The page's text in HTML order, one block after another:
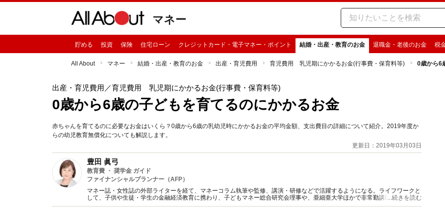
マネー
貯める 投資 保険 住宅ローン クレジットカード・電子マネー・ポイント 結婚・出産・教育のお金 退職金・老後のお金 税
All About マネー 結婚・出産・教育のお金 出産・育児費用 育児費用 乳児期にかかるお金(行事費・保育料等) 0歳から6
出産・育児費用 ／育児費用 乳児期にかかるお金(行事費・保育料等)
0歳から6歳の子どもを育てるのにかかるお金
赤ちゃんを育てるのに必要なお金はいくら？0歳から6歳の乳幼児時にかかるお金の平均金額、支出費目の詳細について紹介。2019年度か
らの幼児教育無償化についても解説します。
更新日：2019年03月03日
豊田 眞弓
教育費 ・ 奨学金 ガイド
ファイナンシャルプランナー（AFP）
マネー誌・女性誌の外部ライターを経て、マネーコラム執筆や監修、講演・研修などで活躍するようになる。ライフワークと
して、子供や生徒・学生の金融経済教育に携わり、子どもマネー総合研究会理事や、亜細亜大学ほかで非常勤講師も務める。
趣味は講談、猫に添い寝。
...続きを読む